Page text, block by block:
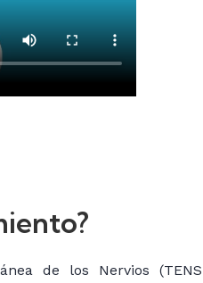
de los Nervios